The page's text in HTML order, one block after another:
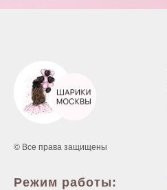
© Все права защищены
Режим работы: